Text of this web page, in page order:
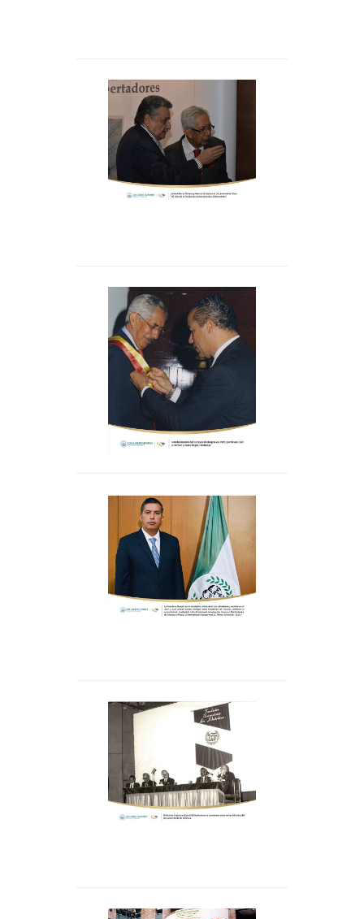
Linares, Jaime Alberto
Moreno y Pablo Oliveros.
El Dr. Jaime Alberto
Moreno y el Dr. Hernán
Linares en el
lanzamiento del libro 30
años de Los Libertadores
Condecoración del
Concejo de Bogotá, 1997,
por Bruno Díaz a Linares
Ángel, Fundador.
La Asamblea General de
la Fundación
Universitaria Los
Libertadores nombró en
el 2015 a Juan Manuel
establecido en los
Estatutos de la
Institución. Linares es
Administrador de
Empresas y Master Of
International
Management, St. Thomas
Directivos en la
conmemoración de los
500 años del
descubrimiento de
América inaguran el